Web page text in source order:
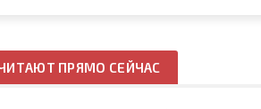
ПРЯМО СЕЙЧАС